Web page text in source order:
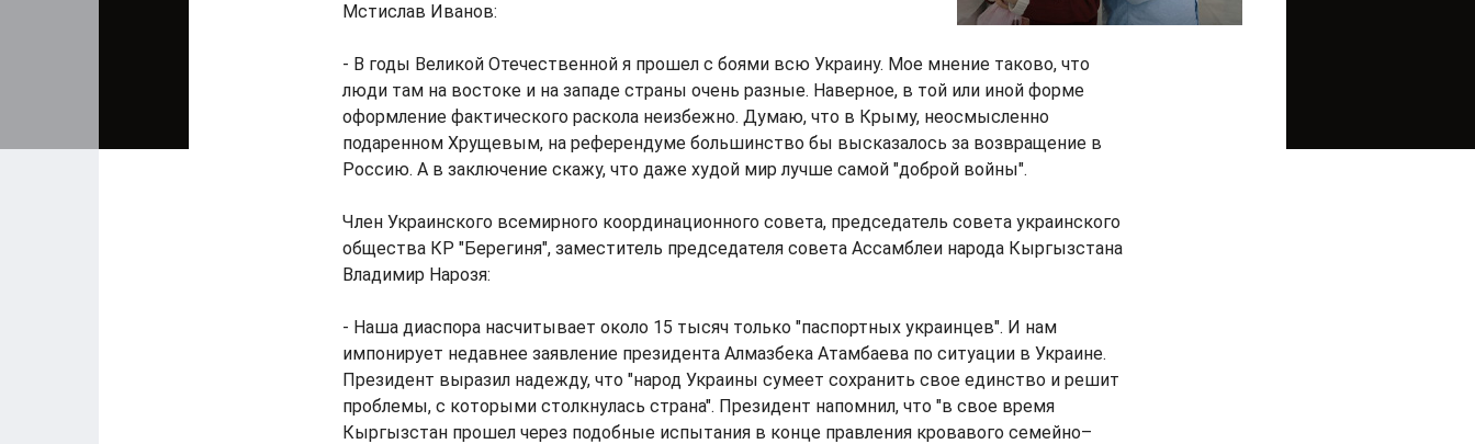
Мстислав Иванов:
- В годы Великой Отечественной я прошел с боями всю Украину. Мое мнение таково, что
люди там на востоке и на западе страны очень разные. Наверное, в той или иной форме
оформление фактического раскола неизбежно. Думаю, что в Крыму, неосмысленно
подаренном Хрущевым, на референдуме большинство бы высказалось за возвращение в
Россию. А в заключение скажу, что даже худой мир лучше самой "доброй войны".
Член Украинского всемирного координационного совета, председатель совета украинского
общества КР "Берегиня", заместитель председателя совета Ассамблеи народа Кыргызстана
Владимир Нарозя:
- Наша диаспора насчитывает около 15 тысяч только "паспортных украинцев". И нам
импонирует недавнее заявление президента Алмазбека Атамбаева по ситуации в Украине.
Президент выразил надежду, что "народ Украины сумеет сохранить свое единство и решит
проблемы, с которыми столкнулась страна". Президент напомнил, что "в свое время
Кыргызстан прошел через подобные испытания в конце правления кровавого семейно–